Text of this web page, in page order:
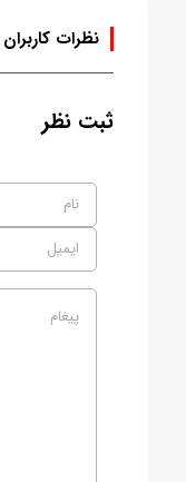
نظرات کاربران
ثبت نظر